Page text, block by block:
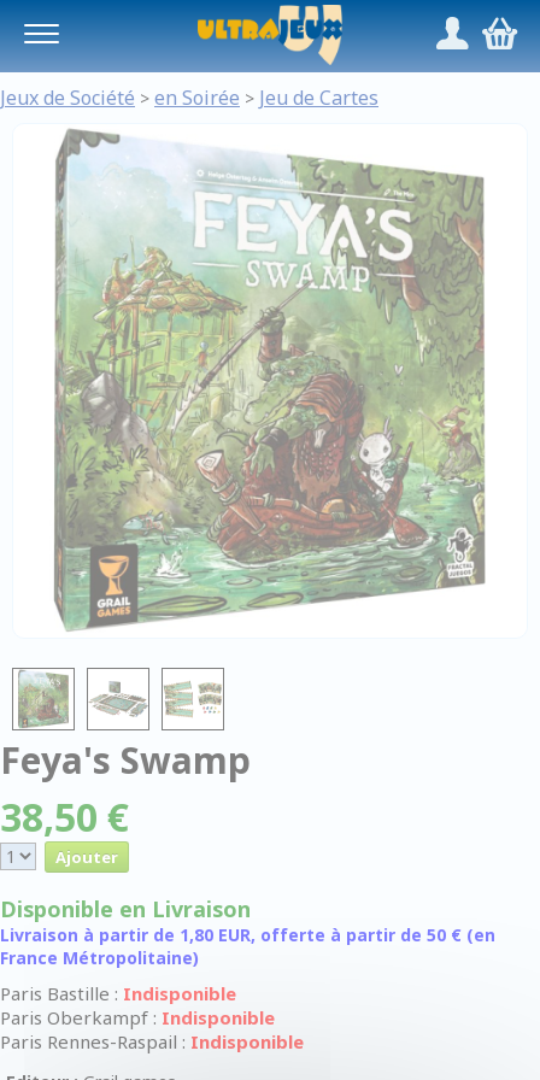
/,
Jeux de Société > en Soirée > Jeu de Cartes
Feya's Swamp
38,50 €
Disponible en Livraison
Livraison à partir de 1,80 EUR, offerte à partir de 50 € (en
France Métropolitaine)
Paris Bastille : Indisponible
Paris Oberkampf : Indisponible
Paris Rennes-Raspail : Indisponible